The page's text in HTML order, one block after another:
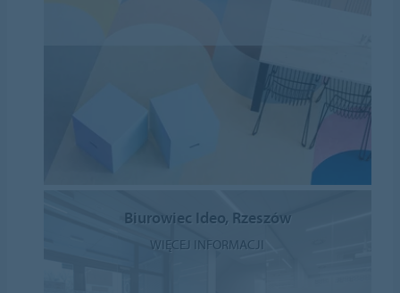
Biurowiec Ideo, Rzeszów
WIĘCEJ INFORMACJI